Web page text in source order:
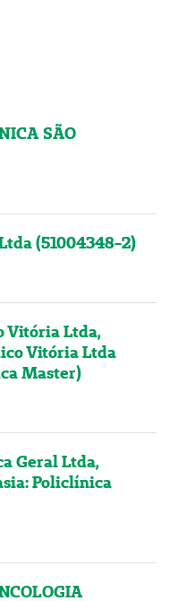
SÃO
(51004348-2)
Vitória Ltda,
Vitória Ltda
Master)
Geral Ltda,
Policlínica